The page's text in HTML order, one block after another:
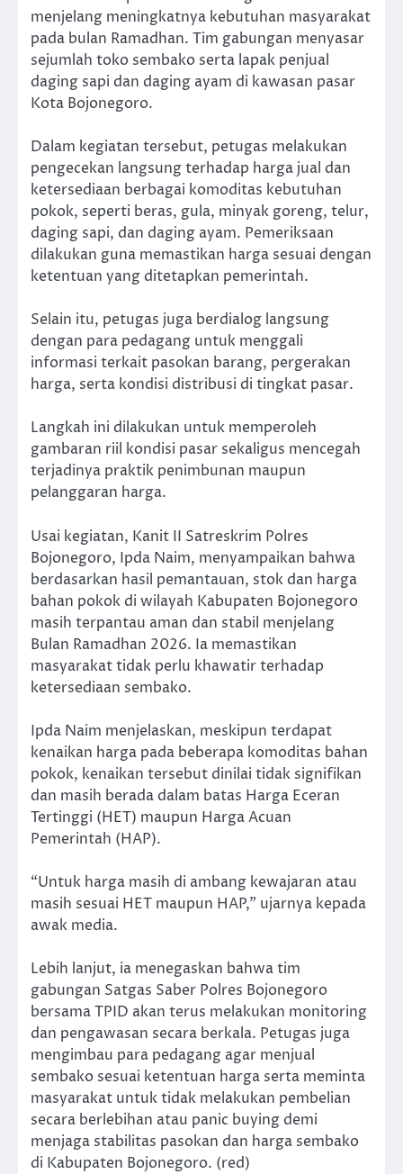
menjelang meningkatnya kebutuhan masyarakat
pada bulan Ramadhan. Tim gabungan menyasar
sejumlah toko sembako serta lapak penjual
daging sapi dan daging ayam di kawasan pasar
Kota Bojonegoro.
Dalam kegiatan tersebut, petugas melakukan
pengecekan langsung terhadap harga jual dan
ketersediaan berbagai komoditas kebutuhan
pokok, seperti beras, gula, minyak goreng, telur,
daging sapi, dan daging ayam. Pemeriksaan
dilakukan guna memastikan harga sesuai dengan
ketentuan yang ditetapkan pemerintah.
Selain itu, petugas juga berdialog langsung
dengan para pedagang untuk menggali
informasi terkait pasokan barang, pergerakan
harga, serta kondisi distribusi di tingkat pasar.
Langkah ini dilakukan untuk memperoleh
gambaran riil kondisi pasar sekaligus mencegah
terjadinya praktik penimbunan maupun
pelanggaran harga.
Usai kegiatan, Kanit II Satreskrim Polres
Bojonegoro, Ipda Naim, menyampaikan bahwa
berdasarkan hasil pemantauan, stok dan harga
bahan pokok di wilayah Kabupaten Bojonegoro
masih terpantau aman dan stabil menjelang
Bulan Ramadhan 2026. Ia memastikan
masyarakat tidak perlu khawatir terhadap
ketersediaan sembako.
Ipda Naim menjelaskan, meskipun terdapat
kenaikan harga pada beberapa komoditas bahan
pokok, kenaikan tersebut dinilai tidak signifikan
dan masih berada dalam batas Harga Eceran
Tertinggi (HET) maupun Harga Acuan
Pemerintah (HAP).
“Untuk harga masih di ambang kewajaran atau
masih sesuai HET maupun HAP,” ujarnya kepada
awak media.
Lebih lanjut, ia menegaskan bahwa tim
gabungan Satgas Saber Polres Bojonegoro
bersama TPID akan terus melakukan monitoring
dan pengawasan secara berkala. Petugas juga
mengimbau para pedagang agar menjual
sembako sesuai ketentuan harga serta meminta
masyarakat untuk tidak melakukan pembelian
secara berlebihan atau panic buying demi
menjaga stabilitas pasokan dan harga sembako
di Kabupaten Bojonegoro. (red)